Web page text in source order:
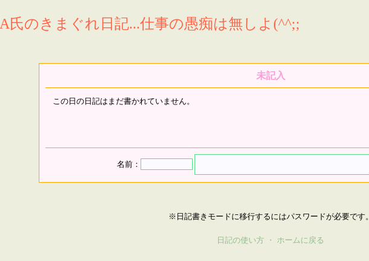
A氏のきまぐれ日記...仕事の愚痴は無しよ(^^;;
未記入
この日の日記はまだ書かれていません。
名前：
※日記書きモードに移行するにはパスワードが必要です。
日記の使い方 ・ ホームに戻る